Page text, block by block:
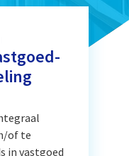
of te
in vastgoed